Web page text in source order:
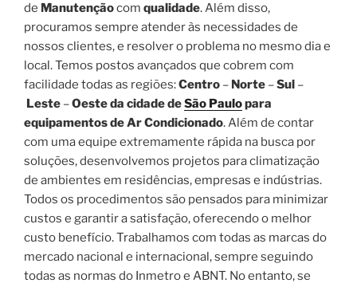
de Manutençãocom qualidade. Além disso,
procuramos sempre atender às necessidades de
nossos clientes, e resolver o problema no mesmo dia e
local. Temos postos avançados que cobrem com
facilidade todas as regiões:Centro – Norte –Sul –
Leste –Oeste da cidade deSão Paulopara
equipamentos de Ar Condicionado. Além de contar
com uma equipe extremamente rápida na busca por
soluções, desenvolvemos projetos para climatização
de ambientes em residências, empresas e indústrias.
Todos os procedimentos são pensados para minimizar
custos e garantir a satisfação, oferecendo o melhor
custo benefício. Trabalhamos com todas as marcas do
mercado nacional e internacional, sempre seguindo
todas as normas do Inmetro e ABNT. No entanto, se